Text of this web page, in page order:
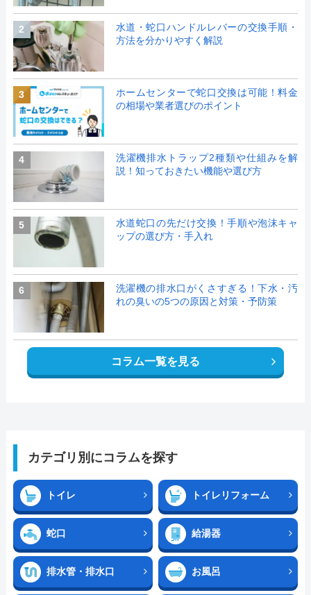
2
水道・蛇口ハンドルレバーの交換手順・
方法を分かりやすく解説
3
ホームセンターで蛇口交換は可能！料金
の相場や業者選びのポイント
4
洗濯機排水トラップ2種類や仕組みを解
説！知っておきたい機能や選び方
5
水道蛇口の先だけ交換！手順や泡沫キャ
ップの選び方・手入れ
6
洗濯機の排水口がくさすぎる！下水・汚
れの臭いの5つの原因と対策・予防策
コラム一覧を見る
カテゴリ別にコラムを探す
トイレ トイレリフォーム
蛇口 給湯器
排水管・排水口 お風呂